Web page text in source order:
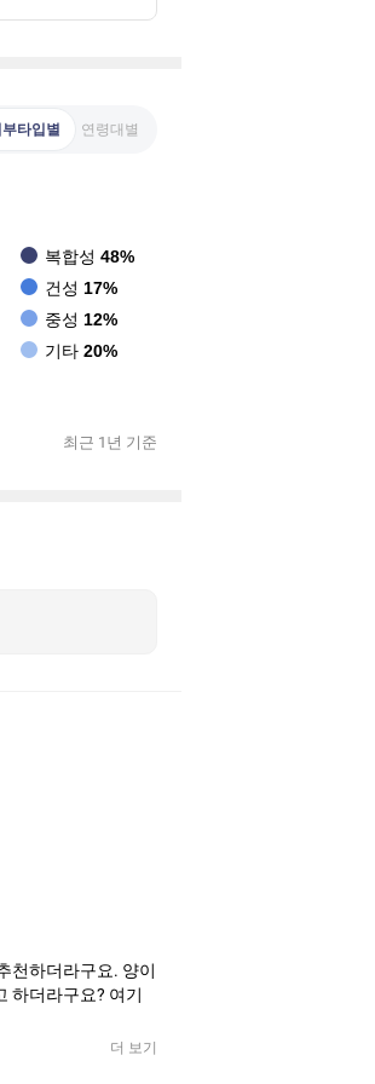
타입별 연령대별
복합성 48%
건성 17%
중성 12%
기타 20%
최근 1년 기준
천하더라구요. 양이
하더라구요? 여기
더 보기